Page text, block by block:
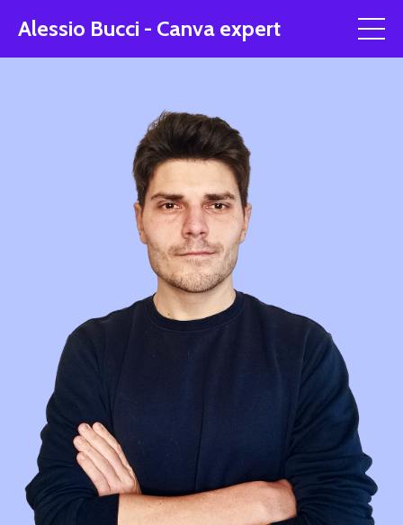
Alessio Bucci - Canva expert